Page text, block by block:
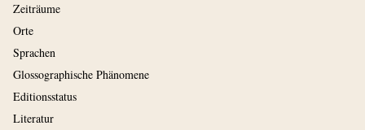
Zeiträume
Orte
Sprachen
Glossographische Phänomene
Editionsstatus
Literatur